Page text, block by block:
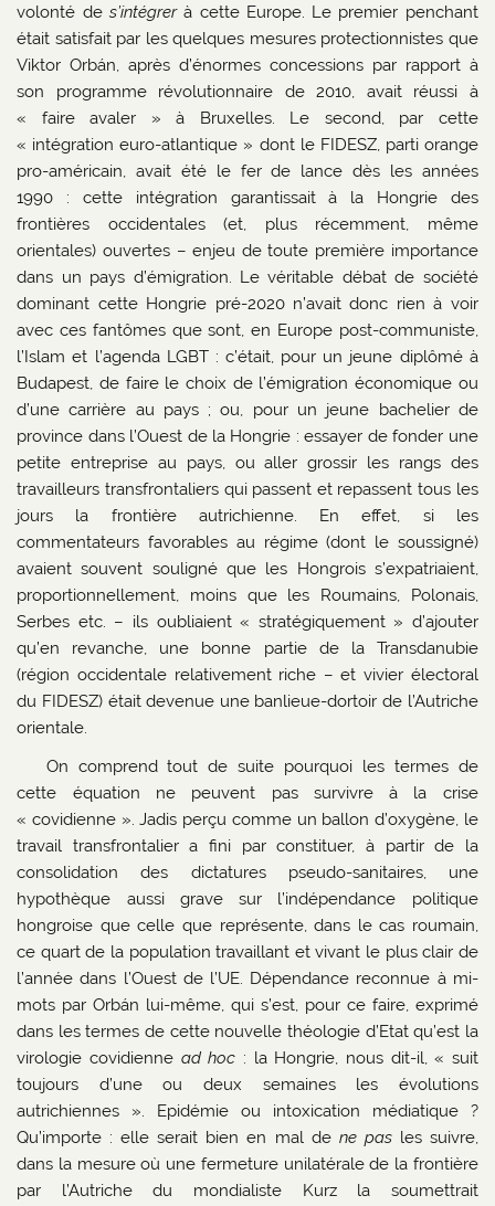
volonté de s’intégrerà cette Europe. Le premier penchant
était satisfait par les quelques mesures protectionnistes que
Viktor Orbán, après d’énormes concessions par rapport à
son programme révolutionnaire de 2010, avait réussi à
« faire avaler » à Bruxelles. Le second, par cette
« intégration euro-atlantique » dont le FIDESZ, parti orange
pro-américain, avait été le fer de lance dès les années
1990 : cette intégration garantissait à la Hongrie des
frontières occidentales (et, plus récemment, même
orientales) ouvertes – enjeu de toute première importance
dans un pays d’émigration. Le véritable débat de société
dominant cette Hongrie pré-2020 n’avait donc rien à voir
avec ces fantômes que sont, en Europe post-communiste,
l’Islam et l’agenda LGBT : c’était, pour un jeune diplômé à
Budapest, de faire le choix de l’émigration économique ou
d’une carrière au pays ; ou, pour un jeune bachelier de
province dans l’Ouest de la Hongrie : essayer de fonder une
petite entreprise au pays, ou aller grossir les rangs des
travailleurs transfrontaliers qui passent et repassent tous les
jours la frontière autrichienne. En effet, si les
commentateurs favorables au régime (dont le soussigné)
avaient souvent souligné que les Hongrois s’expatriaient,
proportionnellement, moins que les Roumains, Polonais,
Serbes etc. – ils oubliaient « stratégiquement » d’ajouter
qu’en revanche, une bonne partie de la Transdanubie
(région occidentale relativement riche – et vivier électoral
du FIDESZ) était devenue une banlieue-dortoir de l’Autriche
orientale.
On comprend tout de suite pourquoi les termes de
cette équation ne peuvent pas survivre à la crise
« covidienne ». Jadis perçu comme un ballon d’oxygène, le
travail transfrontalier a fini par constituer, à partir de la
consolidation des dictatures pseudo-sanitaires, une
hypothèque aussi grave sur l’indépendance politique
hongroise que celle que représente, dans le cas roumain,
ce quart de la population travaillant et vivant le plus clair de
l’année dans l’Ouest de l’UE. Dépendance reconnue à mi-
mots par Orbán lui-même, qui s’est, pour ce faire, exprimé
dans les termes de cette nouvelle théologie d’Etat qu’est la
virologie covidienne ad hoc : la Hongrie, nous dit-il, « suit
toujours d’une ou deux semaines les évolutions
autrichiennes ». Epidémie ou intoxication médiatique ?
Qu’importe : elle serait bien en mal de ne pasles suivre,
dans la mesure où une fermeture unilatérale de la frontière
par l’Autriche du mondialiste Kurz la soumettrait